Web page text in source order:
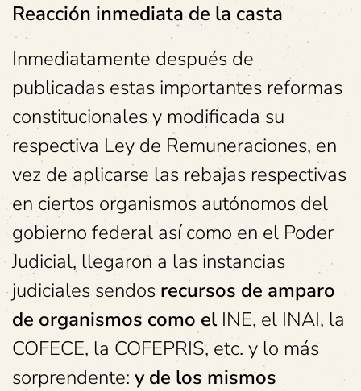
Reacción inmediata de la casta
Inmediatamente después de
publicadas estas importantes reformas
constitucionales y modificada su
respectiva Ley de Remuneraciones, en
vez de aplicarse las rebajas respectivas
en ciertos organismos autónomos del
gobierno federal así como en el Poder
Judicial, llegaron a las instancias
judiciales sendos recursos de amparo
de organismos como elINE, el INAI, la
COFECE, la COFEPRIS, etc. y lo más
sorprendente: y de los mismos